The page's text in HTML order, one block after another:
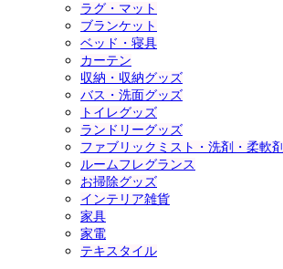
ラグ・マット
ブランケット
ベッド・寝具
カーテン
収納・収納グッズ
バス・洗面グッズ
トイレグッズ
ランドリーグッズ
ファブリックミスト・洗剤・柔軟剤
ルームフレグランス
お掃除グッズ
インテリア雑貨
家具
家電
テキスタイル